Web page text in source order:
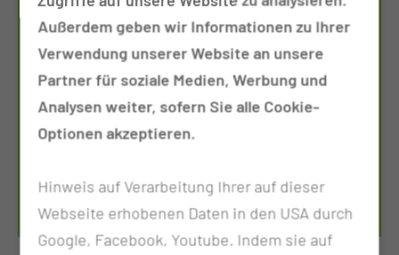
Tel.: +49 331 70 4760
Per E-Mail kontaktieren
SIE MÖCHTEN DEN NEWSLETTER
Per E-Mail kontaktieren
Außerdem geben wir Informationen zu Ihrer
Verwendung unserer Website an unsere
Partner für soziale Medien, Werbung und
Analysen weiter, sofern Sie alle Cookie-
Optionen akzeptieren.
Hinweis auf Verarbeitung Ihrer auf dieser
Webseite erhobenen Daten in den USA durch
Google, Facebook, Youtube. Indem sie auf